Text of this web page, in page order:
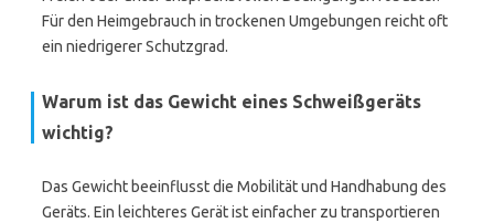
Für den Heimgebrauch in trockenen Umgebungen reicht oft
ein niedrigerer Schutzgrad.
Warum ist das Gewicht eines Schweißgeräts
wichtig?
Das Gewicht beeinflusst die Mobilität und Handhabung des
Geräts. Ein leichteres Gerät ist einfacher zu transportieren